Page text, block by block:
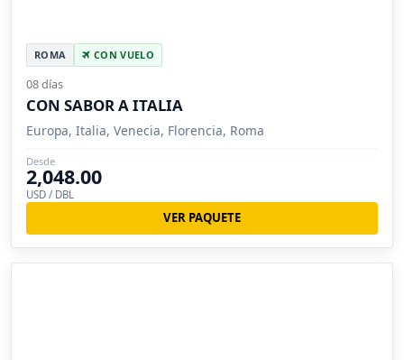
ROMA CON VUELO
08 días
CON SABOR A ITALIA
Europa, Italia, Venecia, Florencia, Roma
Desde
2,048.00
USD / DBL
VER PAQUETE